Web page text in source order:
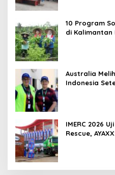
10 Program
di Kalimantan
Australia
Indonesia
IMERC 2026
Rescue,